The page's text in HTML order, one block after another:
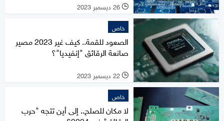
l 26 ديسمبر 2023
خاص
الصعود للقمة.. كيف غير 2023 مصير
صانعة الرقائق "إنفيديا"؟
l 22 ديسمبر 2023
خاص
لا مكان للصلح.. إلى أين تتجه "حرب